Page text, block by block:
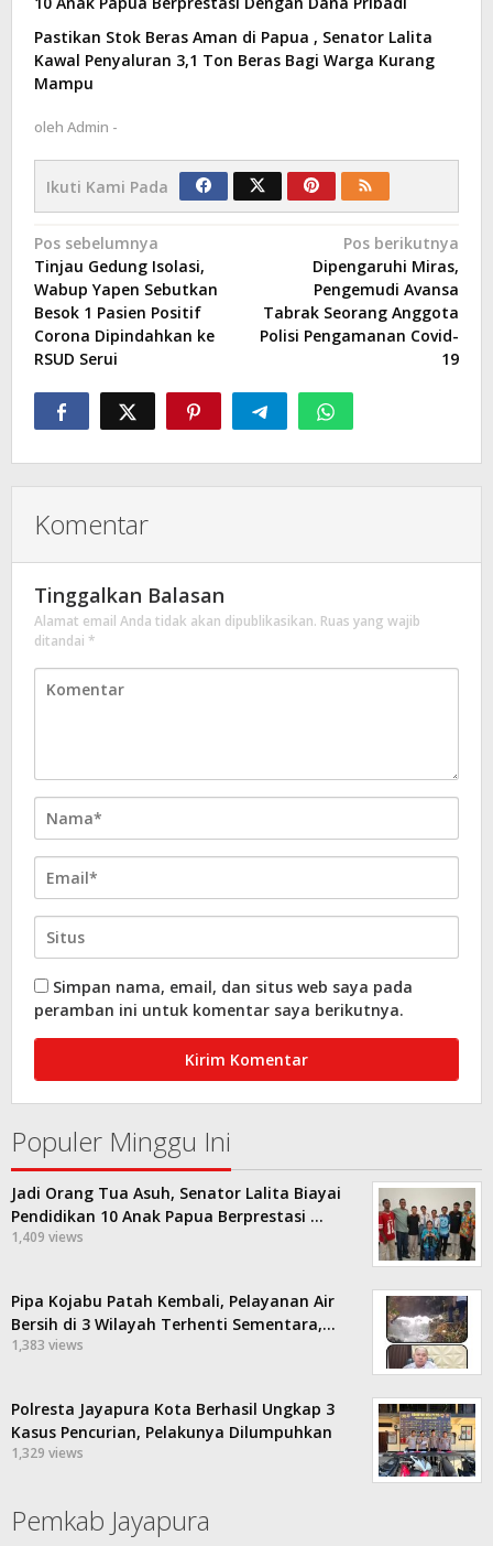
Pastikan Stok Beras Aman di Papua , Senator Lalita
Kawal Penyaluran 3,1 Ton Beras Bagi Warga Kurang
Mampu
oleh Admin -
Ikuti Kami Pada
Navigasi
pos
Pos sebelumnya
Tinjau Gedung Isolasi,
Wabup Yapen Sebutkan
Besok 1 Pasien Positif
Corona Dipindahkan ke
RSUD Serui
Pos berikutnya
Dipengaruhi Miras,
Pengemudi Avansa
Tabrak Seorang Anggota
Polisi Pengamanan Covid-
19
Komentar
Tinggalkan Balasan
Alamat email Anda tidak akan dipublikasikan. Ruas yang wajib
ditandai *
Simpan nama, email, dan situs web saya pada
peramban ini untuk komentar saya berikutnya.
Populer Minggu Ini
Jadi Orang Tua Asuh, Senator Lalita Biayai
Pendidikan 10 Anak Papua Berprestasi …
1,409 views
Pipa Kojabu Patah Kembali, Pelayanan Air
Bersih di 3 Wilayah Terhenti Sementara,…
1,383 views
Polresta Jayapura Kota Berhasil Ungkap 3
Kasus Pencurian, Pelakunya Dilumpuhkan
1,329 views
Pemkab Jayapura